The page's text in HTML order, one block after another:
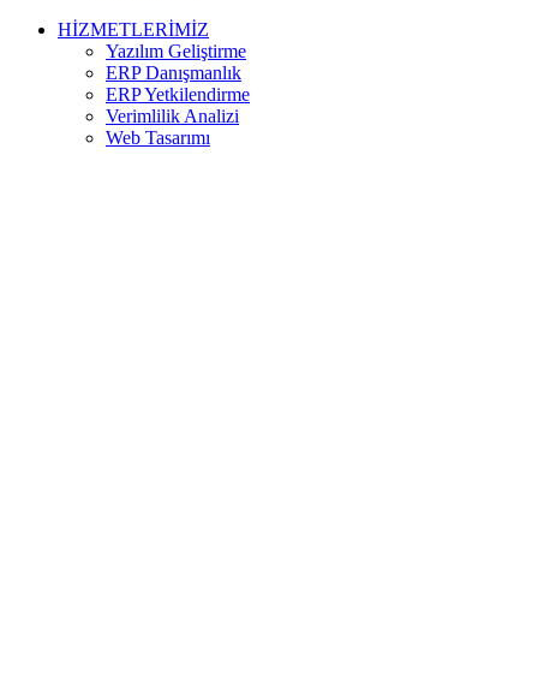
HİZMETLERİMİZ
Yazılım Geliştirme
ERP Danışmanlık
ERP Yetkilendirme
Verimlilik Analizi
Web Tasarımı